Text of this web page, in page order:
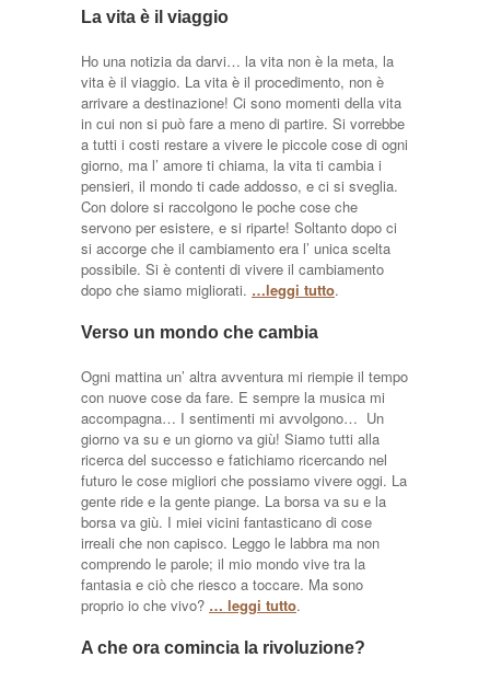
La vita è il viaggio
Ho una notizia da darvi… la vita non è la meta, la
vita è il viaggio. La vita è il procedimento, non è
arrivare a destinazione! Ci sono momenti della vita
in cui non si può fare a meno di partire. Si vorrebbe
a tutti i costi restare a vivere le piccole cose di ogni
giorno, ma l’ amore ti chiama, la vita ti cambia i
pensieri, il mondo ti cade addosso, e ci si sveglia.
Con dolore si raccolgono le poche cose che
servono per esistere, e si riparte! Soltanto dopo ci
si accorge che il cambiamento era l’ unica scelta
possibile. Si è contenti di vivere il cambiamento
dopo che siamo migliorati. …leggi tutto.
Verso un mondo che cambia
Ogni mattina un’ altra avventura mi riempie il tempo
con nuove cose da fare. E sempre la musica mi
accompagna… I sentimenti mi avvolgono… Un
giorno va su e un giorno va giù! Siamo tutti alla
ricerca del successo e fatichiamo ricercando nel
futuro le cose migliori che possiamo vivere oggi. La
gente ride e la gente piange. La borsa va su e la
borsa va giù. I miei vicini fantasticano di cose
irreali che non capisco. Leggo le labbra ma non
comprendo le parole; il mio mondo vive tra la
fantasia e ciò che riesco a toccare. Ma sono
proprio io che vivo? … leggi tutto.
A che ora comincia la rivoluzione?